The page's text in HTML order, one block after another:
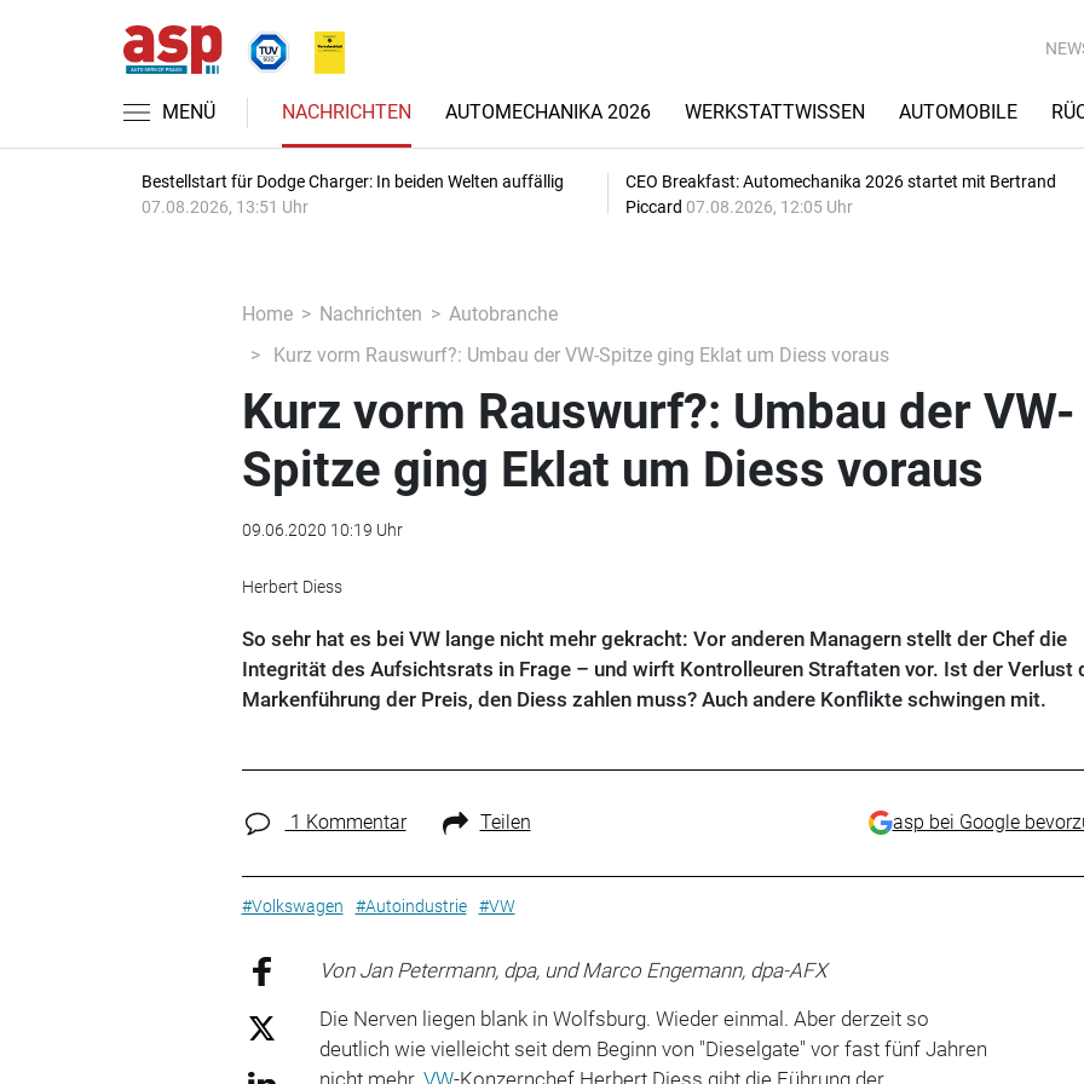
MENÜ NACHRICHTEN AUTOMECHANIKA 2026 WERKSTATTWISSEN AUTOMOBILE
Bestellstart für Dodge Charger: In beiden Welten auffällig
07.08.2026, 13:51 Uhr
CEO Breakfast: Automechanika 2026 startet mit Bertrand
Piccard 07.08.2026, 12:05 Uhr
Home Nachrichten
Autobranche
Kurz vorm Rauswurf?: Umbau der VW-Spitze ging Eklat um Diess voraus
Kurz vorm Rauswurf?: Umbau der VW-
Spitze ging Eklat um Diess voraus
09.06.2020 10:19 Uhr
Herbert Diess
So sehr hat es bei VW lange nicht mehr gekracht: Vor anderen Managern stellt der Chef die
Integrität des Aufsichtsrats in Frage – und wirft Kontrolleuren Straftaten vor. Ist der Verlust
Markenführung der Preis, den Diess zahlen muss? Auch andere Konflikte schwingen mit.
1 Kommentar Teilen asp bei Google
#Volkswagen #Autoindustrie #VW
Von Jan Petermann, dpa, und Marco Engemann, dpa-AFX
Die Nerven liegen blank in Wolfsburg. Wieder einmal. Aber derzeit so
deutlich wie vielleicht seit dem Beginn von "Dieselgate" vor fast fünf Jahren
nicht mehr.VW-Konzernchef Herbert Diess gibt die Führung der